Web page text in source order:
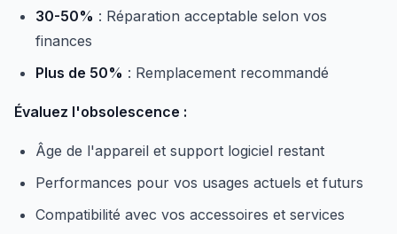
30-50% : Réparation acceptable selon vos
finances
Plus de 50% : Remplacement recommandé
Évaluez l'obsolescence :
Âge de l'appareil et support logiciel restant
Performances pour vos usages actuels et futurs
Compatibilité avec vos accessoires et services